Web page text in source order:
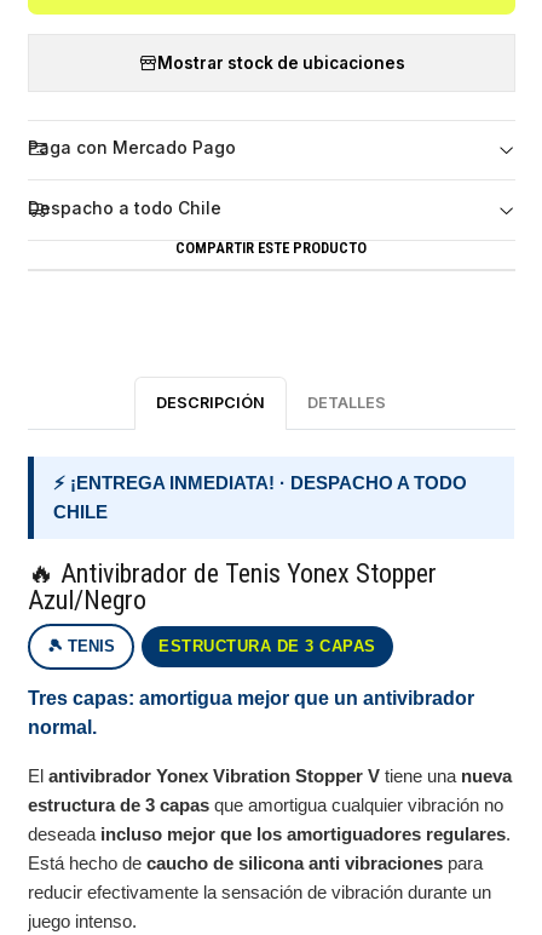
Mostrar stock de ubicaciones
Paga con Mercado Pago
Despacho a todo Chile
COMPARTIR ESTE PRODUCTO
DESCRIPCIÓN DETALLES
⚡ ¡ENTREGA INMEDIATA! · DESPACHO A TODO
CHILE
🔥 Antivibrador de Tenis Yonex Stopper
Azul/Negro
🎾 TENIS ESTRUCTURA DE 3 CAPAS
Tres capas: amortigua mejor que un antivibrador
normal.
Elantivibrador Yonex Vibration Stopper V tiene una nueva
estructura de 3 capas que amortigua cualquier vibración no
deseada incluso mejor que los amortiguadores regulares.
Está hecho decaucho de silicona anti vibraciones para
reducir efectivamente la sensación de vibración durante un
juego intenso.